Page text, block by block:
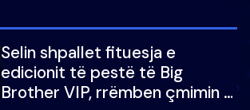
Selin shpallet fituesja e
edicionit të pestë të Big
Brother VIP, rrëmben çmimin e